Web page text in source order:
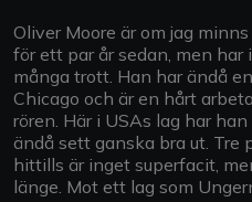
Oliver Moore är om jag
för ett par år sedan, men
många trott. Han har ändå
Chicago och är en hårt
rören. Här i USAs lag har
ändå sett ganska bra ut. Tre
hittills är inget superfacit,
länge. Mot ett lag som